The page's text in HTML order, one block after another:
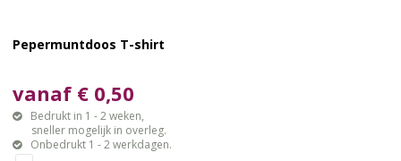
Pepermuntdoos T-shirt
vanaf € 0,50
Bedrukt in 1 - 2 weken,
sneller mogelijk in overleg.
Onbedrukt 1 - 2 werkdagen.